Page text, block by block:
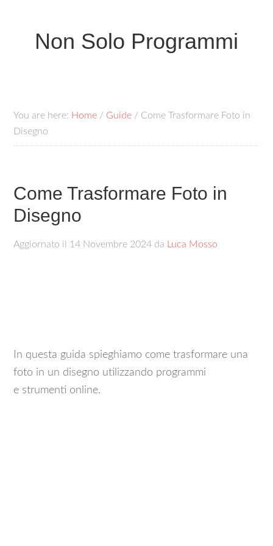
Non Solo Programmi
You are here: Home / Guide / Come Trasformare Foto in
Disegno
Come Trasformare Foto in
Disegno
Aggiornato il 14 Novembre 2024 da Luca Mosso
In questa guida spieghiamo come trasformare una
foto in un disegno utilizzando programmi
e strumenti online.